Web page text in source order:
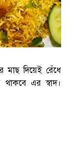
মাছ দিয়েই রেঁধে
এর স্বাদ।